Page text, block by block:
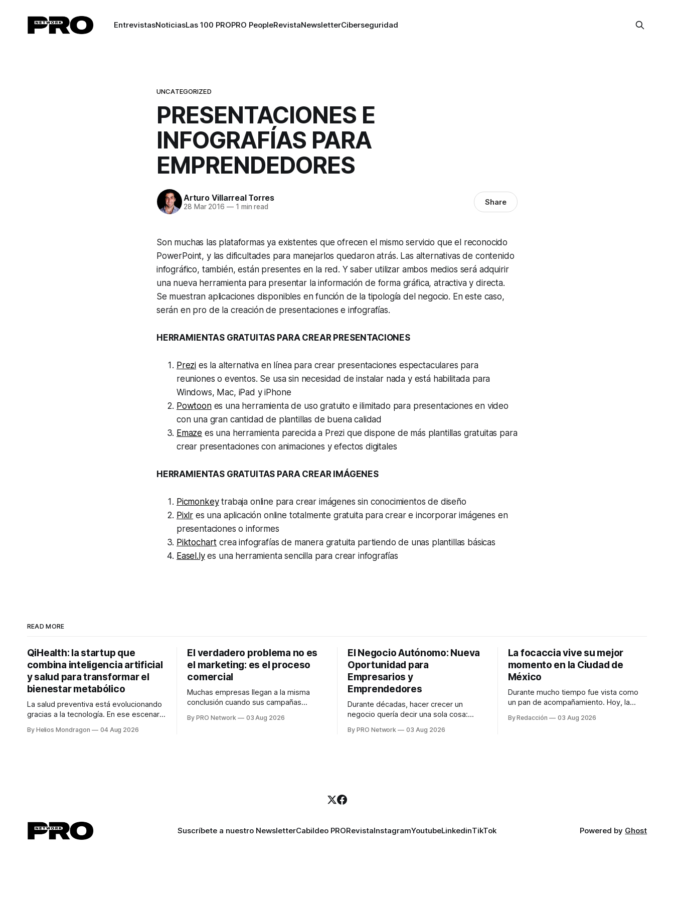
EntrevistasNoticiasLas 100 PROPRO PeopleRevistaNewsletterCiberseguridad
UNCATEGORIZED
PRESENTACIONES E
INFOGRAFÍAS PARA
EMPRENDEDORES
Arturo Villarreal Torres
28 Mar 2016 —1 min read Share
Son muchas las plataformas ya existentes que ofrecen el mismo servicio que el reconocido
PowerPoint, y las dificultades para manejarlos quedaron atrás. Las alternativas de contenido
infográfico, también, están presentes en la red. Y saber utilizar ambos medios será adquirir
una nueva herramienta para presentar la información de forma gráfica, atractiva y directa.
Se muestran aplicaciones disponibles en función de la tipología del negocio. En este caso,
serán en pro de la creación de presentaciones e infografías.
HERRAMIENTAS GRATUITAS PARA CREAR PRESENTACIONES
Prezi es la alternativa en línea para crear presentaciones espectaculares para
reuniones o eventos. Se usa sin necesidad de instalar nada y está habilitada para
Windows, Mac, iPad y iPhone
Powtoones una herramienta de uso gratuito e ilimitado para presentaciones en video
con una gran cantidad de plantillas de buena calidad
Emaze es una herramienta parecida a Prezi que dispone de más plantillas gratuitas para
crear presentaciones con animaciones y efectos digitales
HERRAMIENTAS GRATUITAS PARA CREAR IMÁGENES
Picmonkeytrabaja online para crear imágenes sin conocimientos de diseño
Pixlr es una aplicación online totalmente gratuita para crear e incorporar imágenes en
presentaciones o informes
Piktochart crea infografías de manera gratuita partiendo de unas plantillas básicas
Easel.lyes una herramienta sencilla para crear infografías
READ MORE
QiHealth: la startup que
combina inteligencia artificial
y salud para transformar el
bienestar metabólico
La salud preventiva está evolucionando
gracias a la tecnología. En ese escenario
desarrolla un ecosistema digital capaz
By Helios Mondragon 04 Aug 2026
El verdadero problema no es
el marketing: es el proceso
comercial
Muchas empresas llegan a la misma
conclusión cuando sus campañas
marketing no funciona". Sin embargo,
By PRO Network 03 Aug 2026
El Negocio Autónomo: Nueva
Oportunidad para
Empresarios y
Emprendedores
Durante décadas, hacer crecer un
negocio quería decir una sola cosa:
anuncios, un especialista en marketing
By PRO Network 03 Aug 2026
La focaccia vive su mejor
momento en la Ciudad de
México
Durante mucho tiempo fue vista como
un pan de acompañamiento. Hoy, la
platillos favoritos de quienes buscan
By Redacción 03 Aug 2026
Suscríbete a nuestro NewsletterCabildeo PRORevistaInstagramYoutubeLinkedinTikTok Powered by Ghost